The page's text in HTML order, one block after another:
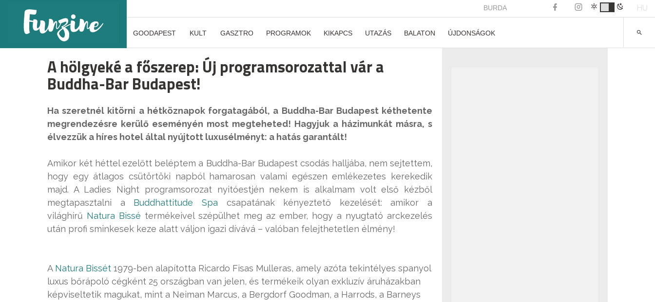
BURDA HU
GOODAPEST KULT GASZTRO PROGRAMOK KIKAPCS UTAZÁS BALATON ÚJDONSÁGOK
A hölgyeké a főszerep: Új programsorozattal vár a
Buddha-Bar Budapest!
Ha szeretnél kitörni a hétköznapok forgatagából, a Buddha-Bar Budapest kéthetente
megrendezésre kerülő eseményén most megteheted! Hagyjuk a házimunkát másra, s
élvezzük a híres hotel által nyújtott luxusélményt: a hatás garantált!
Amikor két héttel ezelőtt beléptem a Buddha-Bar Budapest csodás halljába, nem sejtettem,
hogy egy átlagos csütörtöki napból hamarosan valami egészen emlékezetes kerekedik
majd. A Ladies Night programsorozat nyitóestjén nekem is alkalmam volt első kézből
megtapasztalni a Buddhattitude Spa csapatának kényeztető kezelését: amikor a
világhírű Natura Bissé termékeivel szépülhet meg az ember, hogy a nyugtató arckezelés
után profi sminkesek keze alatt váljon igazi dívává – valóban felejthetetlen élmény!
A Natura Bissét 1979-ben alapította Ricardo Fisas Mulleras, amely azóta tekintélyes spanyol
luxus bőrápoló cégként 25 országban van jelen, és termékeik olyan exkluzív áruházakban
képviseltetik magukat, mint a Neiman Marcus, a Bergdorf Goodman, a Harrods, a Barneys